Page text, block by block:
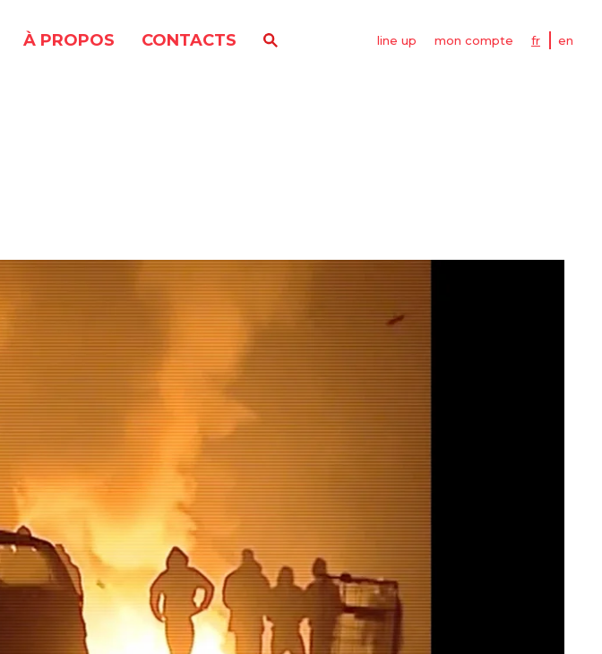
À PROPOS CONTACTS line up mon compte fr en